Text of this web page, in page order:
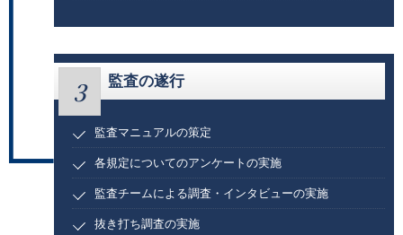
3 監査の遂行
監査マニュアルの策定
各規定についてのアンケートの実施
監査チームによる調査・インタビューの実施
抜き打ち調査の実施